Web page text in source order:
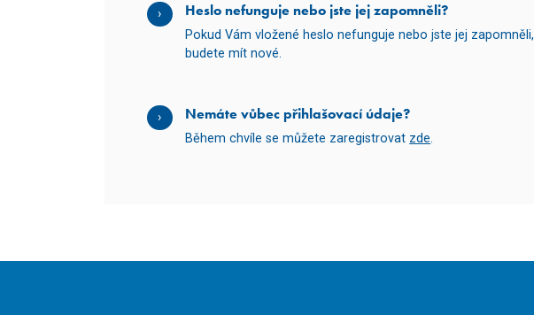
Heslo nefunguje nebo jste jej zapomněli?
Pokud Vám vložené heslo nefunguje nebo jste jej zapomněli,
budete mít nové.
Nemáte vůbec přihlašovací údaje?
Během chvíle se můžete zaregistrovat zde.